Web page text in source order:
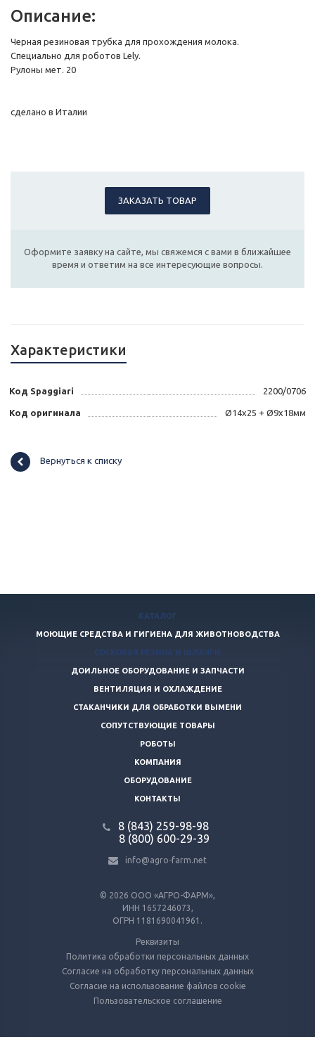
Описание:
Черная резиновая трубка для прохождения молока.
Специально для роботов Lely.
Рулоны мет. 20
сделано в Италии
ЗАКАЗАТЬ ТОВАР
Оформите заявку на сайте, мы свяжемся с вами в ближайшее
время и ответим на все интересующие вопросы.
Характеристики
Код Spaggiari 2200/0706
Код оригинала Ø14x25 + Ø9x18мм
Вернуться к списку
© 2026 ООО «АГРО-ФАРМ»,
ИНН 1657246073,
ОГРН 1181690041961.
Реквизиты
Политика обработки персональных данных
Согласие на обработку персональных данных
Согласие на использование файлов cookie
Пользовательское соглашение
КАТАЛОГ
МОЮЩИЕ СРЕДСТВА И ГИГИЕНА ДЛЯ ЖИВОТНОВОДСТВА
СОСКОВАЯ РЕЗИНА И ШЛАНГИ
ДОИЛЬНОЕ ОБОРУДОВАНИЕ И ЗАПЧАСТИ
ВЕНТИЛЯЦИЯ И ОХЛАЖДЕНИЕ
СТАКАНЧИКИ ДЛЯ ОБРАБОТКИ ВЫМЕНИ
СОПУТСТВУЮЩИЕ ТОВАРЫ
РОБОТЫ
КОМПАНИЯ
ОБОРУДОВАНИЕ
КОНТАКТЫ
8 (843) 259-98-98
8 (800) 600-29-39
info@agro-farm.net